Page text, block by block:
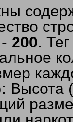
200.
Высота